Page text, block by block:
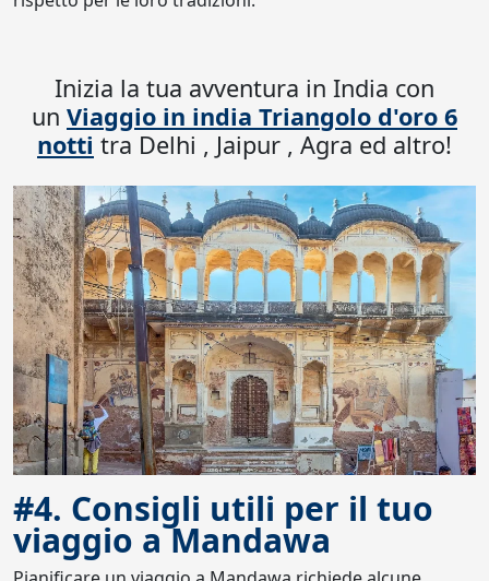
Inizia la tua avventura in India con
un Viaggio in india Triangolo d'oro 6
notti tra Delhi , Jaipur , Agra ed altro!
#4. Consigli utili per il tuo
viaggio a Mandawa